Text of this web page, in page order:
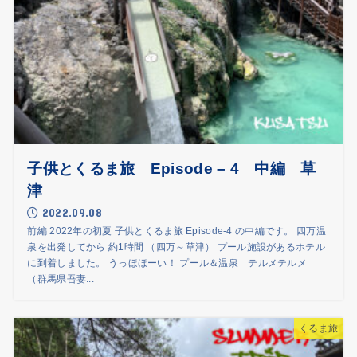
子供とくるま旅 Episode – 4 中編 草
津
2022.09.08
前編 2022年の初夏 子供とくるま旅 Episode-4 の中編です。 四万温
泉を出発してから 約1時間 （四万～草津） プール施設があるホテル
に到着しました。 うっほほーい！ プール＆温泉 テルメテルメ
（群馬県吾妻...
くるま旅